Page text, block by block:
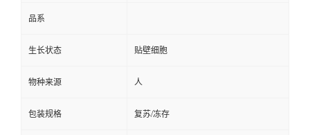
品系
生长状态 贴壁细胞
物种来源 人
包装规格 复苏/冻存